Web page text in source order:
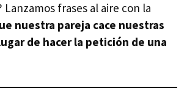
frases al aire con la
nuestra pareja cace nuestras
de hacer la petición de una